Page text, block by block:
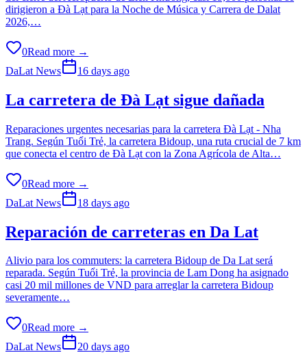
dirigieron a Đà Lạt para la Noche de Música y Carrera de Dalat
2026,…
0Read more →
DaLat News
16 days ago
La carretera de Đà Lạt sigue dañada
Reparaciones urgentes necesarias para la carretera Đà Lạt - Nha
Trang. Según Tuổi Trẻ, la carretera Bidoup, una ruta crucial de 7 km
que conecta el centro de Đà Lạt con la Zona Agrícola de Alta…
0Read more →
DaLat News
18 days ago
Reparación de carreteras en Da Lat
Alivio para los commuters: la carretera Bidoup de Da Lat será
reparada. Según Tuổi Trẻ, la provincia de Lam Dong ha asignado
casi 20 mil millones de VND para arreglar la carretera Bidoup
severamente…
0Read more →
DaLat News
20 days ago